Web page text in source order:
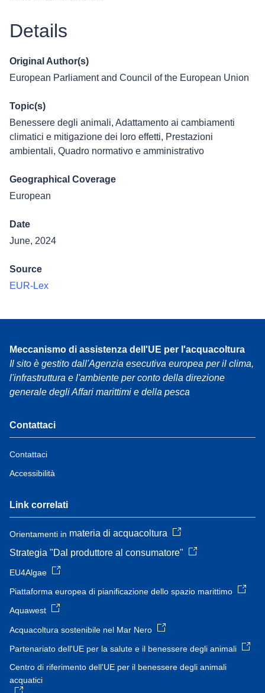
Details
Original Author(s)
European Parliament and Council of the European Union
Topic(s)
Benessere degli animali, Adattamento ai cambiamenti
climatici e mitigazione dei loro effetti, Prestazioni
ambientali, Quadro normativo e amministrativo
Geographical Coverage
European
Date
June, 2024
Source
EUR-Lex
Meccanismo di assistenza dell'UE per l'acquacoltura
Il sito è gestito dall'Agenzia esecutiva europea per il clima,
l'infrastruttura e l'ambiente per conto della direzione
generale degli Affari marittimi e della pesca
Contattaci
Contattaci
Accessibilità
Link correlati
Orientamenti in materia di acquacoltura
Strategia "Dal produttore al consumatore"
EU4Algae
Piattaforma europea di pianificazione dello spazio marittimo
Aquawest
Acquacoltura sostenibile nel Mar Nero
Partenariato dell'UE per la salute e il benessere degli animali
Centro di riferimento dell'UE per il benessere degli animali
acquatici